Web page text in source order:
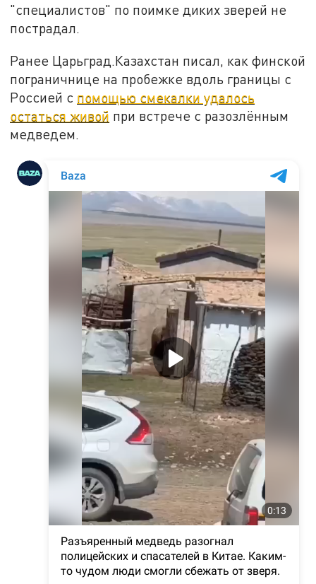
"специалистов" по поимке диких зверей не
пострадал.
Ранее Царьград.Казахстан писал, как финской
пограничнице на пробежке вдоль границы с
Россией с помощью смекалки удалось
остаться живой при встрече с разозлённым
медведем.